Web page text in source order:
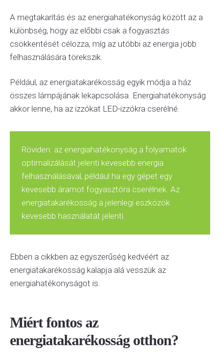
A megtakarítás és az energiahatékonyság között az a
különbség, hogy az előbbi csak a fogyasztás
csökkentését célozza, míg az utóbbi az energia jobb
felhasználására törekszik.
Például, az energiatakarékosság egyik módja a ház
összes lámpájának lekapcsolása. Energiahatékonyság
akkor lenne, ha az izzókat LED-izzókra cserélné.
Röviden: az energiahatékonyság a folyamatok
optimalizálását jelenti kevesebb energia
felhasználásával, például ha egy gépet egy
kevesebb áramot fogyasztóra cserélnek. Az
energiatakarékosság a jelenlegi eszközök
kevesebb használatát jelenti.
Ebben a cikkben az egyszerűség kedvéért az
energiatakarékosság kalapja alá vesszük az
energiahatékonyságot is.
Miért fontos az
energiatakarékosság otthon?